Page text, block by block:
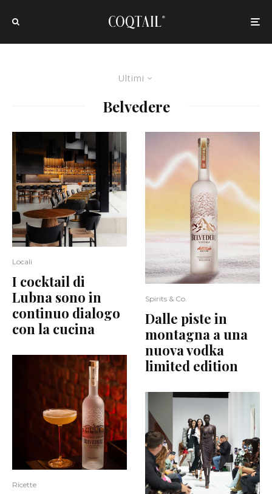
Ultimi
Belvedere
Locali
I cocktail di
Lubna sono in
continuo dialogo
con la cucina
Ricette
Spirits & Co.
Dalle piste in
montagna a una
nuova vodka
limited edition